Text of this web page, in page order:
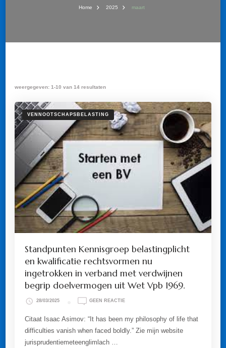
Home 2025 maart
weergegeven: 1-10 van 14 resultaten
VENNOOTSCHAPSBELASTING
Standpunten Kennisgroep belastingplicht
en kwalificatie rechtsvormen nu
ingetrokken in verband met verdwijnen
begrip doelvermogen uit Wet Vpb 1969.
28/03/2025 GEEN REACTIEOP
KENNISGROEP
BELASTINGPLICHT
EN
Citaat Isaac Asimov: “It has been my philosophy of life that
difficulties vanish when faced boldly.” Zie mijn website
jurisprudentiemeteenglimlach …